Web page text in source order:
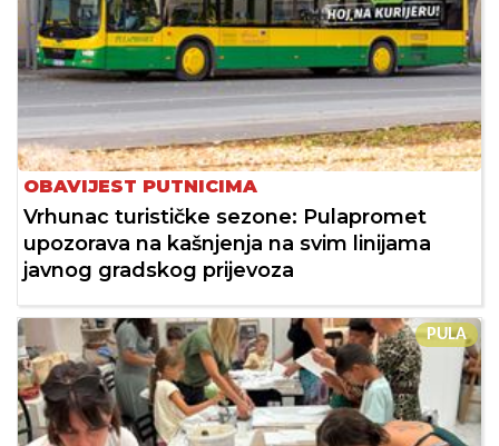
OBAVIJEST PUTNICIMA
Vrhunac turističke sezone: Pulapromet
upozorava na kašnjenja na svim linijama
javnog gradskog prijevoza
PULA